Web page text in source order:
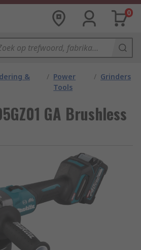
0
&
/ Power
Tools
/ Grinders
GA Brushless